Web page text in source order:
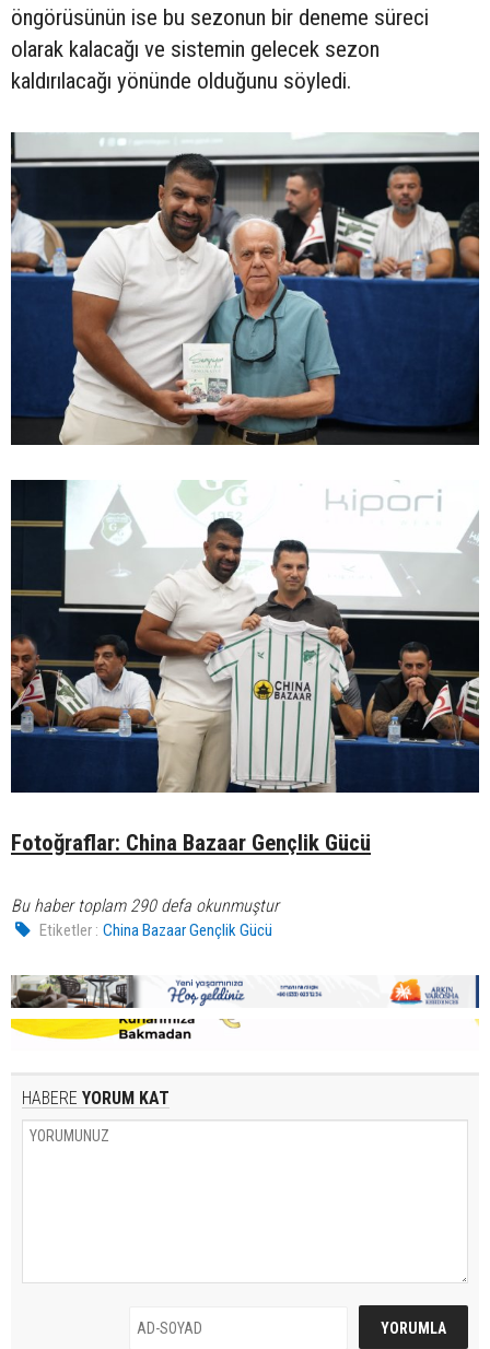
öngörüsünün ise bu sezonun bir deneme süreci
olarak kalacağı ve sistemin gelecek sezon
kaldırılacağı yönünde olduğunu söyledi.
Fotoğraflar: China Bazaar Gençlik Gücü
Bu haber toplam 290 defa okunmuştur
Etiketler : China Bazaar Gençlik Gücü
HABERE YORUM KAT